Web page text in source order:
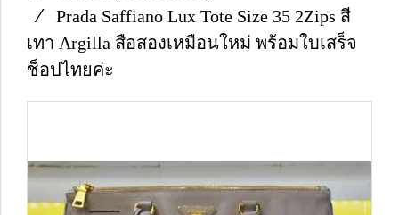
Prada Saffiano Lux Tote Size 35 2Zips สี
เทา Argilla สือสองเหมือนใหม่ พร้อมใบเสร็จ
ช็อปไทยค่ะ